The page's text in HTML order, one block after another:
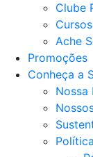
Clube
Ache
Promoções
Conheça a
Nossa